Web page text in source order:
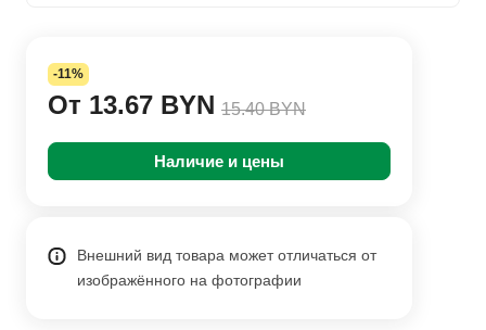
-11%
От 13.67 BYN 15.40 BYN
Наличие и цены
Внешний вид товара может отличаться от
изображённого на фотографии